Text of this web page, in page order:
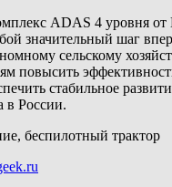
ADAS 4 уровня от
значительный шаг
сельскому
повысить
стабильное
в России.
беспилотный трактор